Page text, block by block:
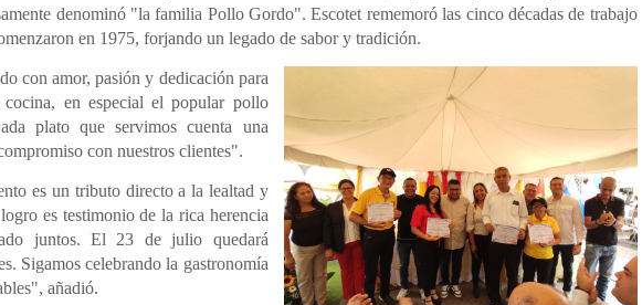
denominó "la familia Pollo Gordo". Escotet rememoró las cinco décadas de trabajo
en 1975, forjando un legado de sabor y tradición.
con amor, pasión y dedicación para
en especial el popular pollo
plato que servimos cuenta una
con nuestros clientes".
es un tributo directo a la lealtad y
es testimonio de la rica herencia
juntos. El 23 de julio quedará
Sigamos celebrando la gastronomía
añadió.